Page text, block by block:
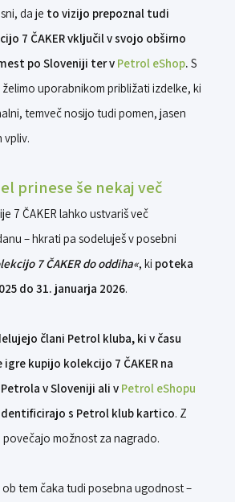
da je to vizijo prepoznal tudi
7 ČAKER vključil v svojo obširno
po Sloveniji ter v Petrol eShop. S
uporabnikom približati izdelke, ki
temveč nosijo tudi pomen, jasen
vpliv.
prinese še nekaj več
7 ČAKER lahko ustvariš več
– hkrati pa sodeluješ v posebni
7 ČAKER do oddiha«, ki poteka
do 31. januarja 2026.
člani Petrol kluba, ki v času
kupijo kolekcijo 7 ČAKER na
v Sloveniji ali v Petrol eShopu
s Petrol klub kartico. Z
povečajo možnost za nagrado.
tem čaka tudi posebna ugodnost –